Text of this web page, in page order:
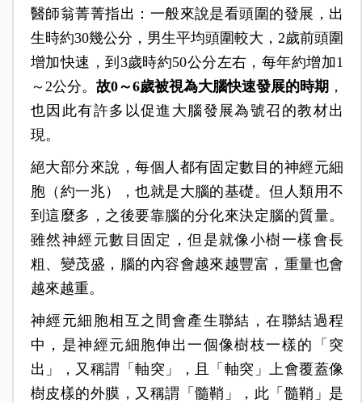
醫師翁菁菁指出：一般來說是看頭圍的發展，出
生時約30幾公分，男生平均頭圍較大，2歲前頭圍
增加快速，到3歲時約50公分左右，每年約增加1
～2公分。 故0～6歲被視為大腦快速發展的時期 ，
也因此有許多以促進大腦發展為號召的教材出
現。
絕大部分來說，每個人都有固定數目的神經元細
胞（約一兆），也就是大腦的基礎。但人類用不
到這麼多，之後要靠腦的分化來決定腦的質量。
雖然神經元數目固定，但是就像小樹一樣會長
粗、變茂盛，腦的內容會越來越豐富，重量也會
越來越重。
神經元細胞相互之間會產生聯結，在聯結過程
中，是神經元細胞伸出一個像樹枝一樣的「突
出」，又稱謂「軸突」，且「軸突」上會覆蓋像
樹皮樣的外膜，又稱謂「髓鞘」，此「髓鞘」是